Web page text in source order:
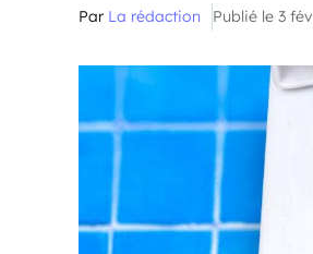
Par La rédaction Publié le 3